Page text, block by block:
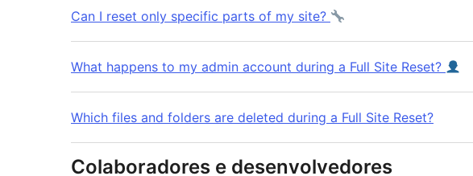
Can I reset only specific parts of my site?
What happens to my admin account during a Full Site Reset?
Which files and folders are deleted during a Full Site Reset?
Colaboradores e desenvolvedores